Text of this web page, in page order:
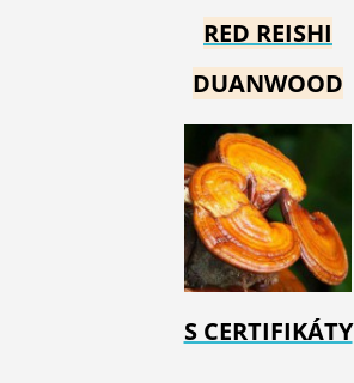
RED REISHI
DUANWOOD
S CERTIFIKÁTY